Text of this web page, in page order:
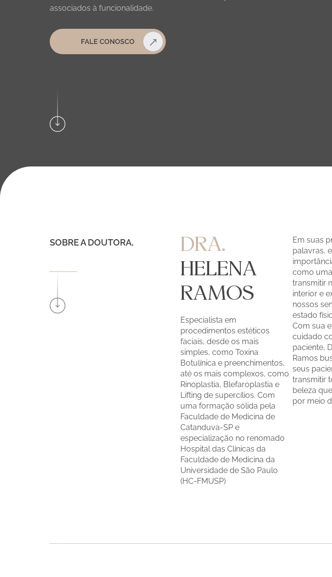
associados à funcionalidade.
SOBRE A DOUTORA.
DRA.
HELENA
RAMOS
Especialista em
procedimentos estéticos
faciais, desde os mais
simples, como Toxina
Botulínica e preenchimentos,
até os mais complexos, como
Rinoplastia, Blefaroplastia e
Lifting de supercílios. Com
uma formação sólida pela
Faculdade de Medicina de
Catanduva-SP e
especialização no renomado
Hospital das Clínicas da
Faculdade de Medicina da
Universidade de São Paulo
(HC-FMUSP)
Em suas
palavras,
como
transmitir
interior e
nossos
estado
Com sua
cuidado
paciente,
Ramos
seus
transmitir
beleza
por meio